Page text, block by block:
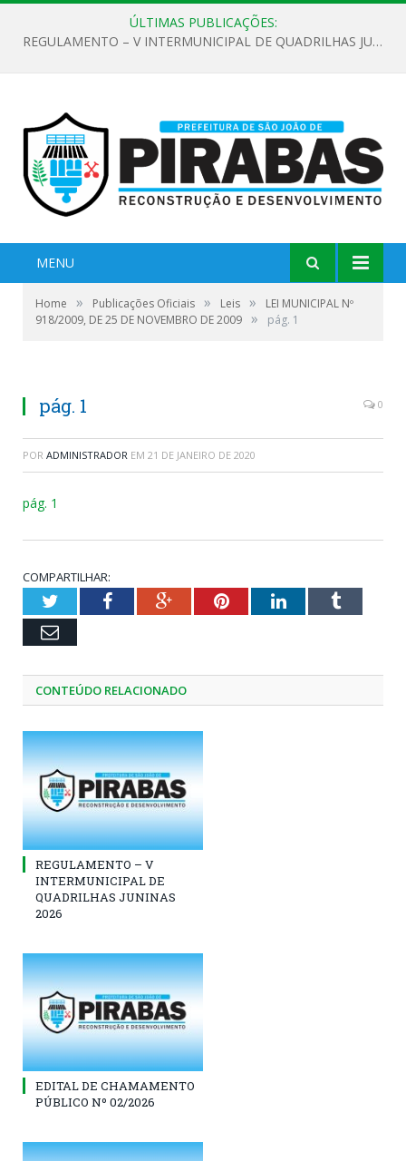
ÚLTIMAS PUBLICAÇÕES:
EDITAL DE CHAMAMENTO PÚBLICO Nº 02/2026
MENU
Home » Publicações Oficiais » Leis »
LEI MUNICIPAL Nº
918/2009, DE 25 DE NOVEMBRO DE 2009 » pág. 1
pág. 1 0
POR ADMINISTRADOR EM 21 DE JANEIRO DE 2020
pág. 1
COMPARTILHAR:
TwitterFacebookGoogle+PinterestLinkedInTumblr
Email
CONTEÚDO RELACIONADO
REGULAMENTO – V
INTERMUNICIPAL DE
QUADRILHAS JUNINAS
2026
EDITAL DE CHAMAMENTO
PÚBLICO Nº 02/2026